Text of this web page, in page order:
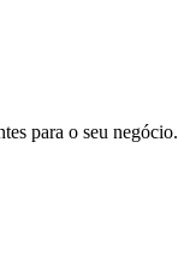
para o seu negócio.